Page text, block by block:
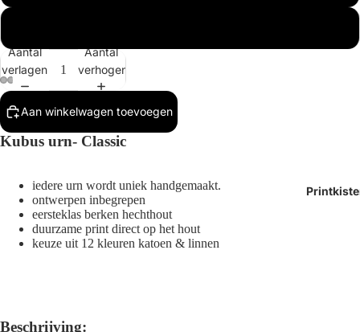
Afbeelding
openen
in
Afbeelding
openen
in
Afbeelding
openen
in
Afbeelding
openen
in
Aantal
verlagen
Aantal
verhogen
Aan winkelwagen toevoegen
Kubus urn- Classic
iedere urn wordt uniek handgemaakt.
ontwerpen inbegrepen
eersteklas berken hechthout
duurzame print direct op het hout
keuze uit 12 kleuren katoen & linnen
Beschrijving: